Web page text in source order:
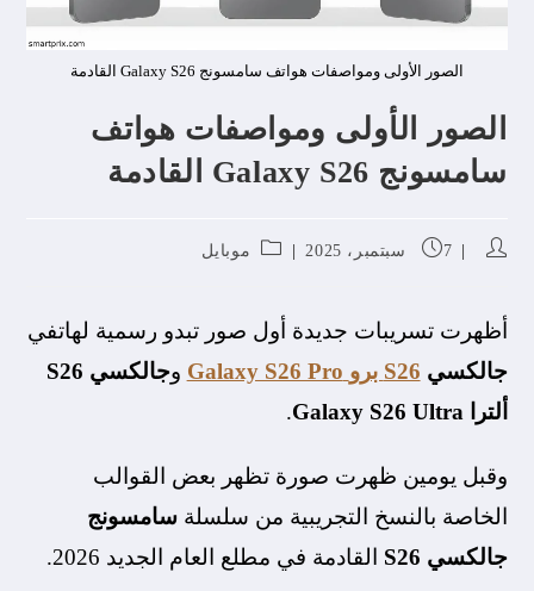
الصور الأولى ومواصفات هواتف سامسونج Galaxy S26 القادمة
الصور الأولى ومواصفات هواتف
سامسونج Galaxy S26 القادمة
7 سبتمبر، 2025 موبايل
أظهرت تسريبات جديدة أول صور تبدو رسمية لهاتفي
جالكسي S26 برو Galaxy S26 Pro و
جالكسي S26
ألترا Galaxy S26 Ultra
.
وقبل يومين ظهرت صورة تظهر بعض القوالب
الخاصة بالنسخ التجريبية من سلسلةسامسونج
جالكسي S26
القادمة في مطلع العام الجديد 2026.